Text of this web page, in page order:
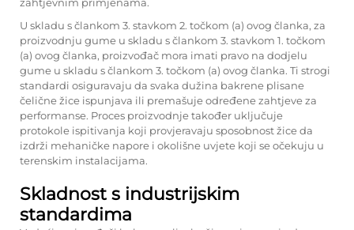
zahtjevnim primjenama.
U skladu s člankom 3. stavkom 2. točkom (a) ovog članka, za
proizvodnju gume u skladu s člankom 3. stavkom 1. točkom
(a) ovog članka, proizvođač mora imati pravo na dodjelu
gume u skladu s člankom 3. točkom (a) ovog članka. Ti strogi
standardi osiguravaju da svaka dužina bakrene plisane
čelične žice ispunjava ili premašuje određene zahtjeve za
performanse. Proces proizvodnje također uključuje
protokole ispitivanja koji provjeravaju sposobnost žice da
izdrži mehaničke napore i okolišne uvjete koji se očekuju u
terenskim instalacijama.
Skladnost s industrijskim
standardima